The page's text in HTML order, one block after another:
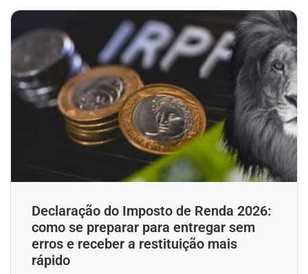
Declaração do Imposto de Renda 2026:
como se preparar para entregar sem
erros e receber a restituição mais
rápido